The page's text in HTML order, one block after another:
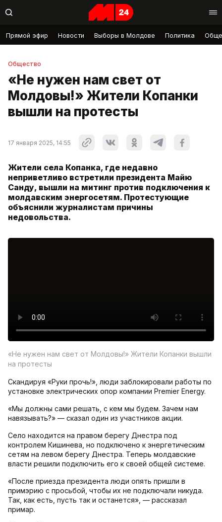
Прямой эфир Новости Выборы в Молдове Политика
Общество
«Не нужен нам свет от
Молдовы!» Жители Копанки
вышли на протесты
17 января 2025, 14:55
Жители села Копанка, где недавно
неприветливо встретили президента Майю
Санду, вышли на митинг против подключения к
молдавским энергосетям. Протестующие
объяснили журналистам причины
недовольства.
«Не нужен нам свет от Молдовы!» Жители Копанки вышли
на протесты
Скандируя «Руки прочь!», люди заблокировали работы по
установке электрических опор компании Premier Energy.
«Мы должны сами решать, с кем мы будем. Зачем нам
навязывать?» — сказал один из участников акции.
Село находится на правом берегу Днестра под
контролем Кишинева, но подключено к энергетическим
сетям на левом берегу Днестра. Теперь молдавские
власти решили подключить его к своей общей системе.
«После приезда президента люди опять пришли в
примэрию с просьбой, чтобы их не подключали никуда.
Так, как есть, пусть так и останется», — рассказал
примар.